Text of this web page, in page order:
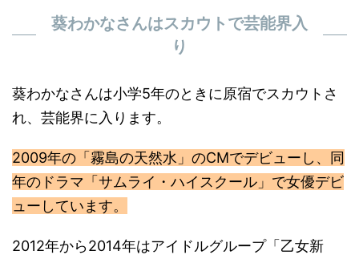
葵わかなさんはスカウトで芸能界入
り
葵わかなさんは小学5年のときに原宿でスカウトさ
れ、芸能界に入ります。
2009年の「霧島の天然水」のCMでデビューし、同
年のドラマ「サムライ・ハイスクール」で女優デビ
ューしています。
2012年から2014年はアイドルグループ「乙女新